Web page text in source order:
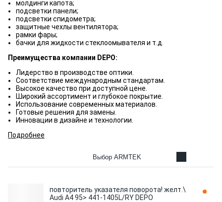
молдинги капота;
подсветки панели;
подсветки спидометра;
защитные чехлы вентилятора;
рамки фары;
бачки для жидкости стеклоомывателя и т.д.
Преимущества компании DEPO:
Лидерство в производстве оптики.
Соответствие международным стандартам.
Высокое качество при доступной цене.
Широкий ассортимент и глубокое покрытие.
Использование современных материалов.
Готовые решения для замены.
Инновации в дизайне и технологии.
Подробнее
Выбор ARMTEK
повторитель указателя поворота! желт.\
Audi A4 95> 441-1405L/RY DEPO